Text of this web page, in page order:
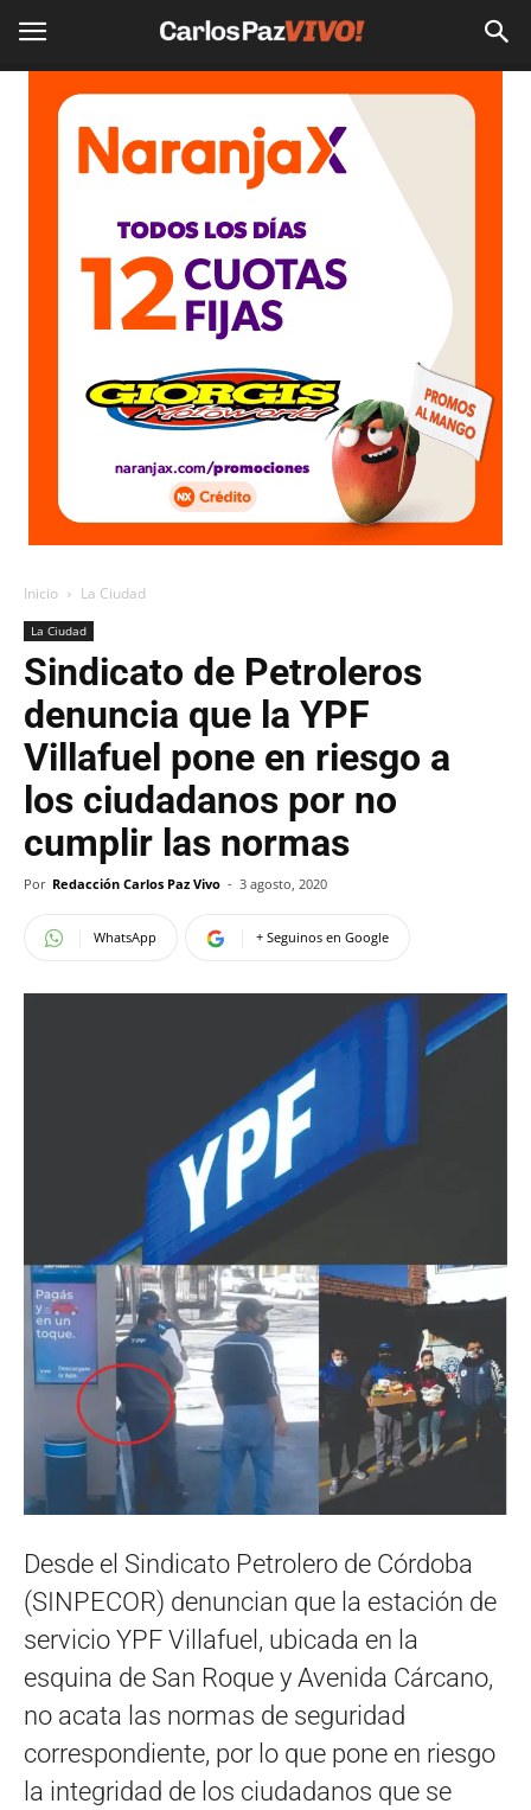
Inicio La Ciudad
La Ciudad
Sindicato de Petroleros
denuncia que la YPF
Villafuel pone en riesgo a
los ciudadanos por no
cumplir las normas
Por Redacción Carlos Paz Vivo - 3 agosto, 2020
WhatsApp + Seguinos en Google
Desde el Sindicato Petrolero de Córdoba
(SINPECOR) denuncian que la estación de
servicio YPF Villafuel, ubicada en la
esquina de San Roque y Avenida Cárcano,
no acata las normas de seguridad
correspondiente, por lo que pone en riesgo
la integridad de los ciudadanos que se